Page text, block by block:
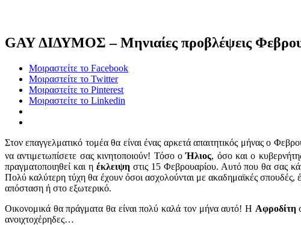
GAY ΔΙΔΥΜΟΣ – Μηνιαίες προβλέψεις
Μοιραστείτε το Facebook
Μοιραστείτε το Twitter
Μοιραστείτε το Pinterest
Μοιραστείτε το Linkedin
Στον επαγγελματικό τομέα θα είναι ένας αρκετά απαιτητικός μήνας ο
να αντιμετωπίσετε σας κινητοποιούν! Τόσο οΉλιος, όσο και ο
πραγματοποιηθεί και η έκλειψηστις 15 Φεβρουαρίου. Αυτό που θα σας
Πολύ καλύτερη τύχη θα έχουν όσοι ασχολούνται με ακαδημαϊκές σπουδές,
απόσταση ή στο εξωτερικό.
Οικονομικά θα πράγματα θα είναι πολύ καλά τον μήνα αυτό! Η Αφροδίτη
ανοιχτοχέρηδες…